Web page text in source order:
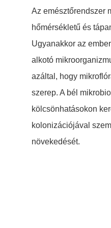
Az emésztőrendszer
hőmérsékletű és
Ugyanakkor az
alkotó
azáltal, hogy
szerep. A bél
kölcsönhatásokon
kolonizációjával
növekedését.